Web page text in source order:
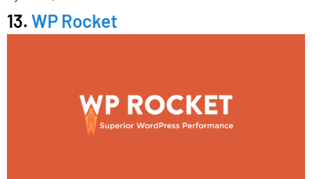
13.WP Rocket